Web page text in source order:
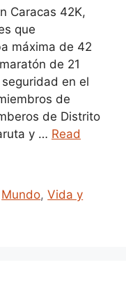
Caracas 42K,
que
máxima de 42
de 21
en el
de
de Distrito
y … Read
Mundo,Vida y